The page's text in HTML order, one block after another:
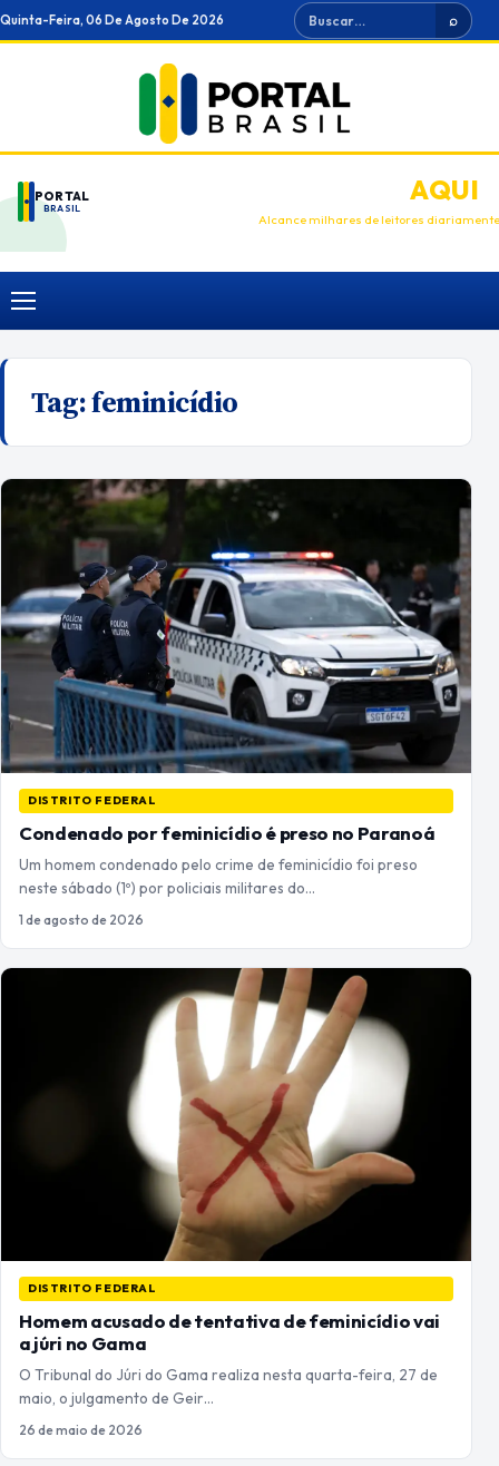
Ir
para
Quinta-Feira, 06 De Agosto De 2026 Buscar ⌕
PORTAL
BRASIL
ANUNCIEAQUI
Alcance milhares de leitores diariamente
Menu
Tag:feminicídio
DISTRITO FEDERAL
Condenado por feminicídio é preso no Paranoá
Um homem condenado pelo crime de feminicídio foi preso
neste sábado (1º) por policiais militares do…
1 de agosto de 2026
DISTRITO FEDERAL
Homem acusado de tentativa de feminicídio vai
a júri no Gama
O Tribunal do Júri do Gama realiza nesta quarta-feira, 27 de
maio, o julgamento de Geir…
26 de maio de 2026